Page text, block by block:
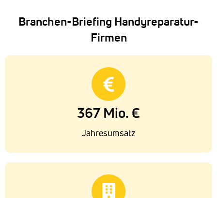
Branchen-Briefing Handyreparatur-
Firmen
367 Mio. €
Jahresumsatz